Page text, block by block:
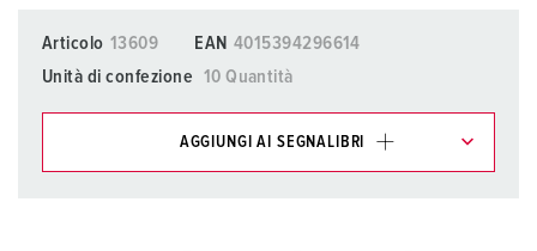
Articolo 13609 EAN 4015394296614
Unità di confezione
10 Quantità
AGGIUNGI AI SEGNALIBRI